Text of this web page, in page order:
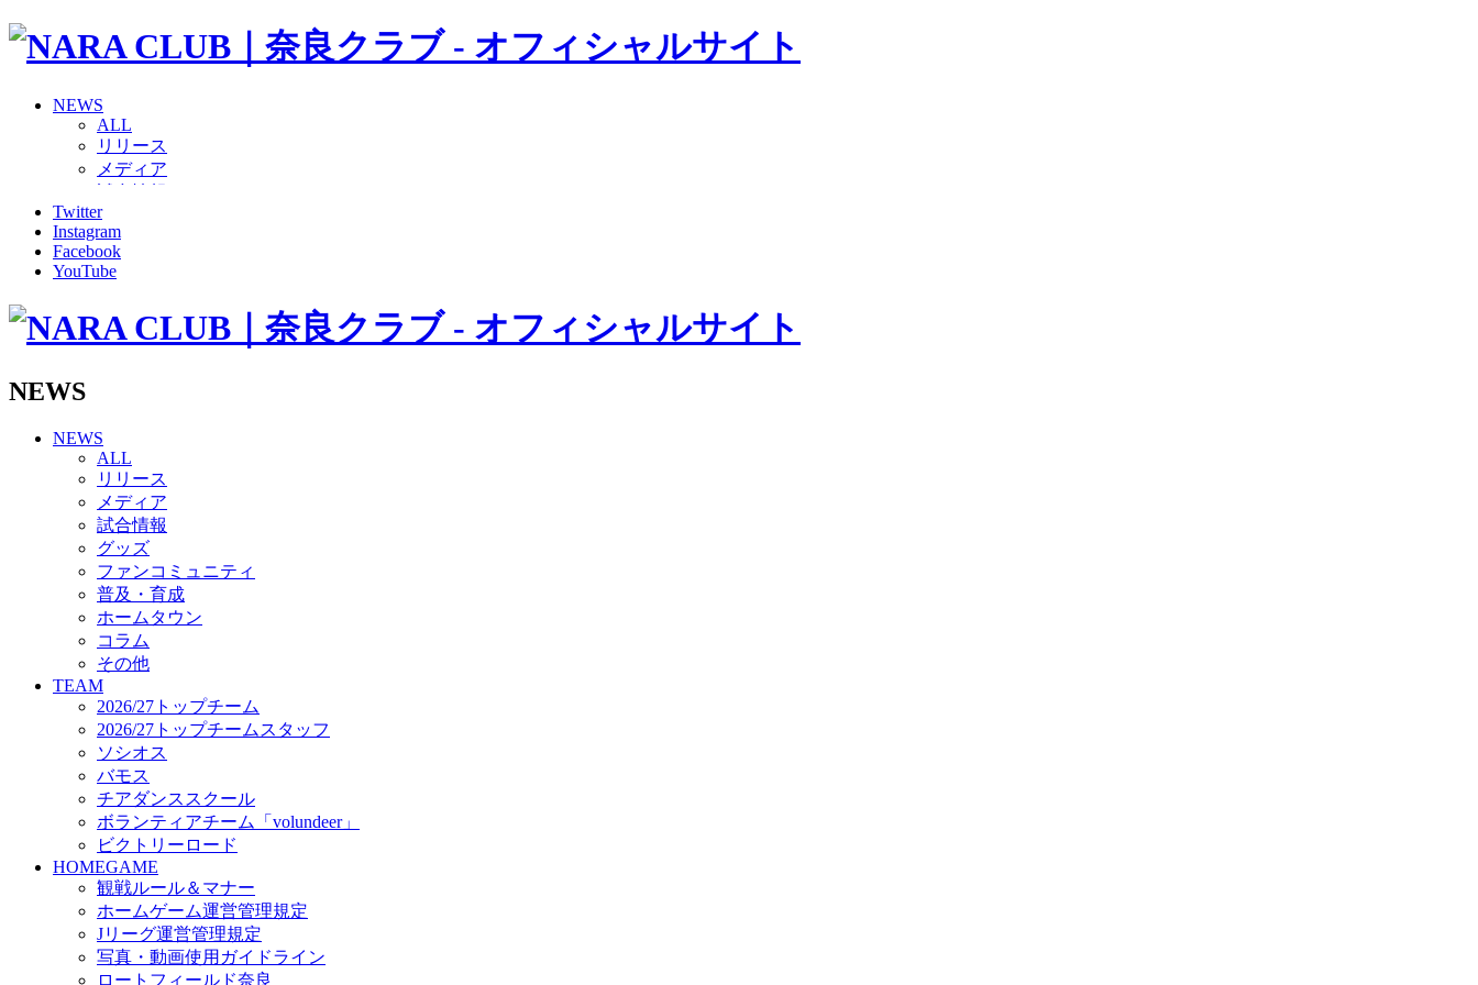
NEWS
ALL
リリース
メディア
グッズ
ファンコミュニティ
普及・育成
ホームタウン
その他
バモス
チアダンススクール
ボランティアチーム「volundeer」
ビクトリーロード
HOMEGAME
観戦ルール＆マナー
ホームゲーム運営管理規定
Jリーグ運営管理規定
写真・動画使用ガイドライン
ロートフィールド奈良
SCHEDULE
2026/27
練習見学時のファンサービスについて
TICKET
奈良クラブ明治安田J3リーグ2026/27シーズン試合観戦チケット
奈良クラブ明治安田Ｊ3リーグ 2026/27シーズン「鹿パス」
観戦ルール＆マナー
FANCOMMUNITY
2026/27ファンコミュニティ
サポートショップ
GOODS
オフィシャルストア（実店舗）
オンラインストア
ACADEMY
アカデミーについて
Twitter
Instagram
Facebook
YouTube
NEWS
NEWS
ALL
リリース
メディア
試合情報
グッズ
ファンコミュニティ
普及・育成
ホームタウン
コラム
その他
TEAM
2026/27トップチーム
2026/27トップチームスタッフ
ソシオス
バモス
チアダンススクール
ボランティアチーム「volundeer」
ビクトリーロード
HOMEGAME
観戦ルール＆マナー
ホームゲーム運営管理規定
Jリーグ運営管理規定
写真・動画使用ガイドライン
ロートフィールド奈良